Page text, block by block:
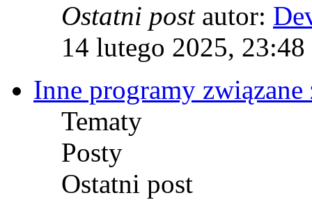
Ostatni postautor:
14 lutego 2025, 23:48
Inne programy
Tematy
Posty
Ostatni post